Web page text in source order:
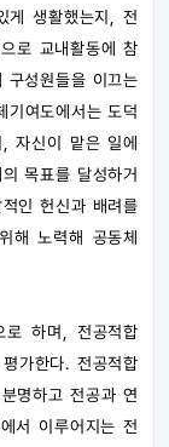
게 생활했는지, 전
로 교내활동에 참
구성원들을 이끄는
여도에서는 도덕
자신이 맡은 일에
목표를 달성하거
인 헌신과 배려를
해 노력해 공동체
로 하며, 전공적합
가한다. 전공적합
명하고 전공과 연
서 이루어지는 전